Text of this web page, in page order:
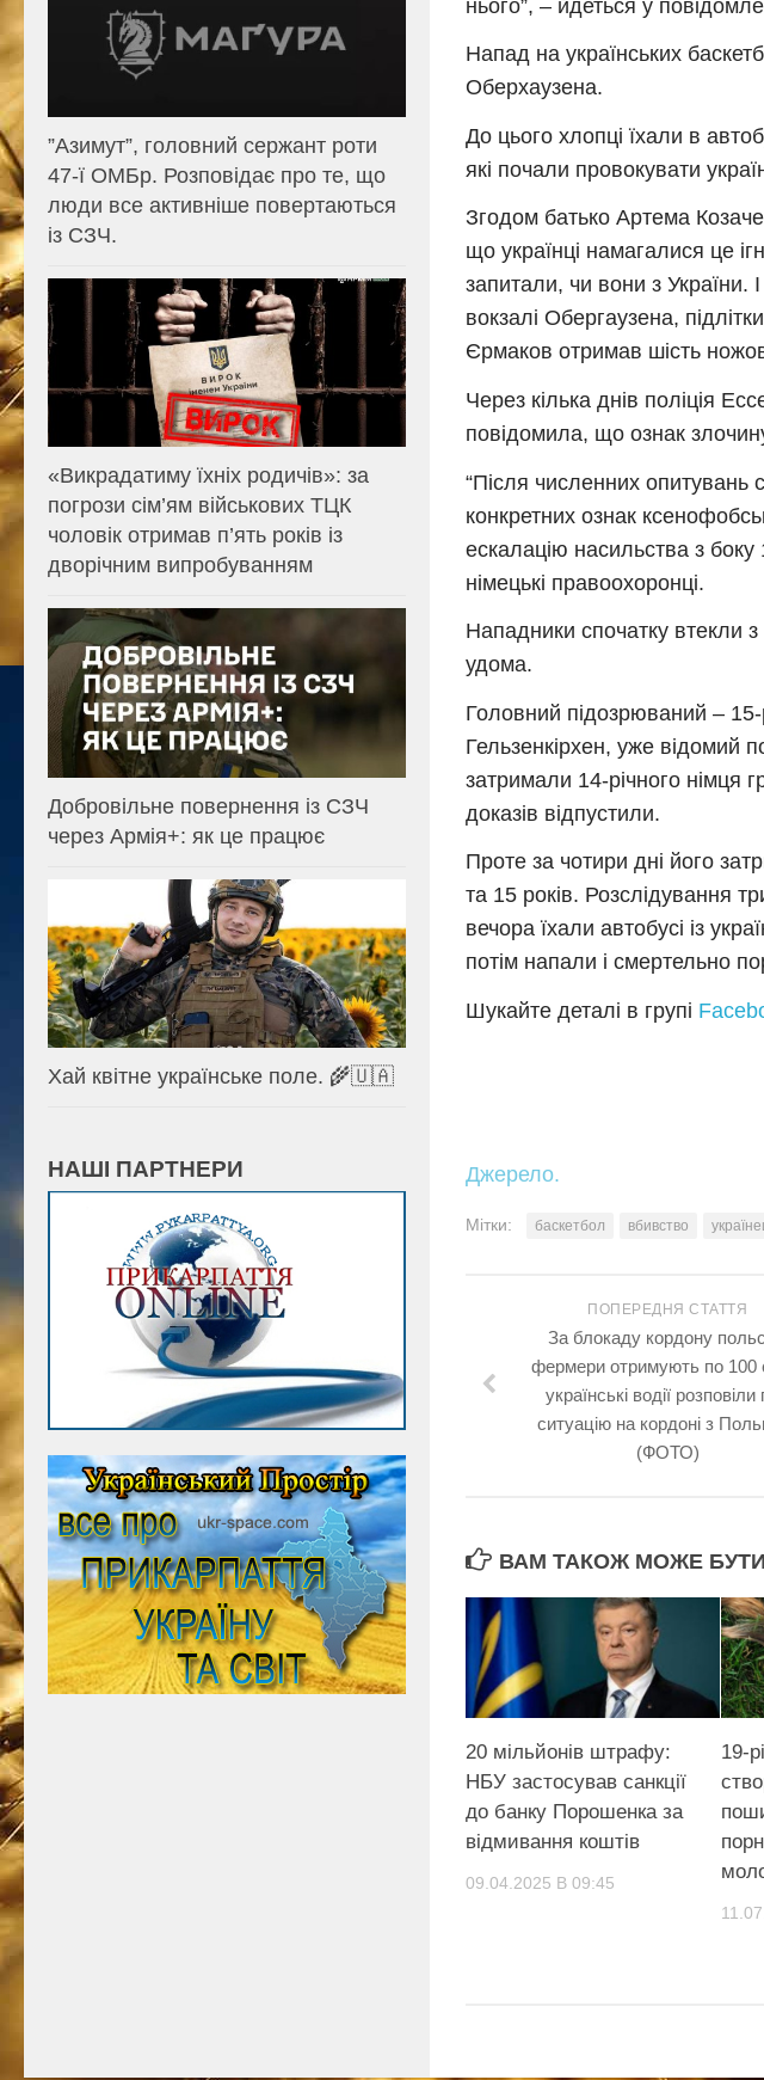
нього”, – йдеться у
Напад на українських
Оберхаузена.
До цього хлопці їхали в
які почали провокувати
Згодом батько Артема
що українці намагалися це
запитали, чи вони з України.
вокзалі Обергаузена,
Єрмаков отримав шість
Через кілька днів поліція
повідомила, що ознак
“Після численних опитувань
конкретних ознак
ескалацію насильства з боку
німецькі правоохоронці.
Нападники спочатку втекли з
удома.
Головний підозрюваний – 15-
Гельзенкірхен, уже відомий
затримали 14-річного німця
доказів відпустили.
Проте за чотири дні його
та 15 років. Розслідування
вечора їхали автобусі із
потім напали і смертельно
Шукайте деталі в групі
Джерело.
Мітки: баскетбол вбивство
ПОПЕРЕДНЯ СТАТТЯ
За блокаду кордону
фермери отримують по 100
українські водії розповіли
ситуацію на кордоні з
(ФОТО)
ВАМ ТАКОЖ МОЖЕ БУТИ
20 мільйонів штрафу:
НБУ застосував санкції
до банку Порошенка за
відмивання коштів
09.04.2025 В 09:45
19-
⁨”Азимут”, головний сержант роти
47-ї ОМБр. Розповідає про те, що
люди все активніше повертаються
із СЗЧ.
«Викрадатиму їхніх родичів»: за
погрози сім’ям військових ТЦК
чоловік отримав п’ять років із
дворічним випробуванням
Добровільне повернення із СЗЧ
через Армія+: як це працює
Хай квітне українське поле. 🌾🇺🇦
НАШІ ПАРТНЕРИ